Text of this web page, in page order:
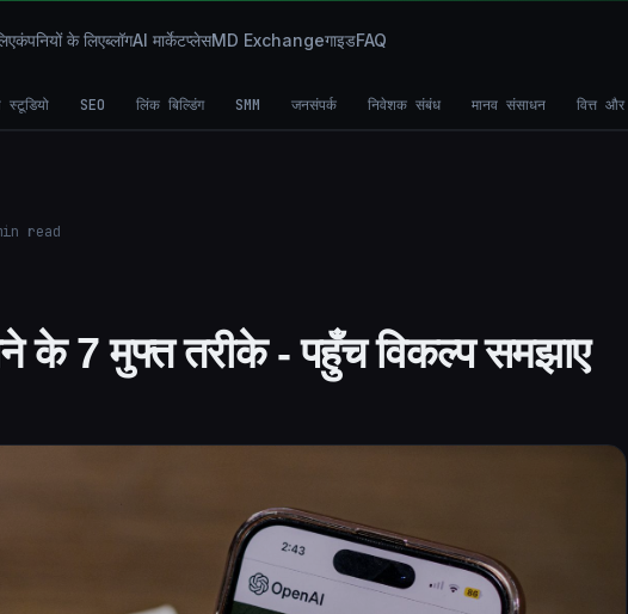
कंपनियों के लिएब्लॉगAI मार्केटप्लेसMD ExchangeगाइडFAQ
स्टूडियो SEO लिंक बिल्डिंग SMM जनसंपर्क निवेशक संबंध मानव संसाधन वित्त
read
के 7 मुफ्त तरीके - पहुँच विकल्प समझाए